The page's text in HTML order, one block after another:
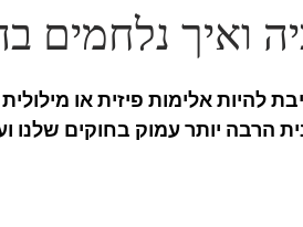
להיות אלימות פיזית או
הרבה יותר עמוק בחוקים שלנו